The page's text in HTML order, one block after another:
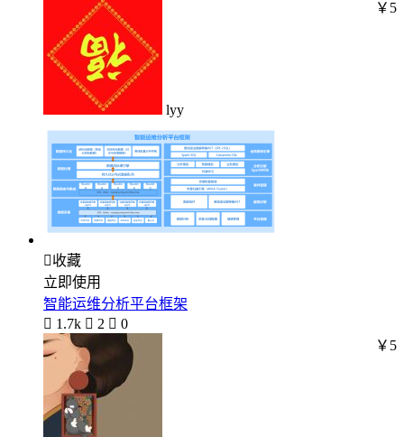
lyy
￥5
收藏
立即使用
智能运维分析平台框架
 1.7k  2  0
￥5